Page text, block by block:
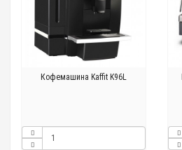
Кофемашина Kaffit K96L